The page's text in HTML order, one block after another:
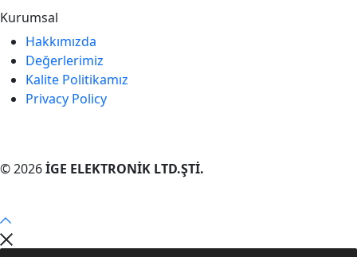
Kurumsal
Hakkımızda
Değerlerimiz
Kalite Politikamız
Privacy Policy
© 2026İGE ELEKTRONİK LTD.ŞTİ.